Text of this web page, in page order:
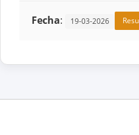
Fecha: 19-03-2026